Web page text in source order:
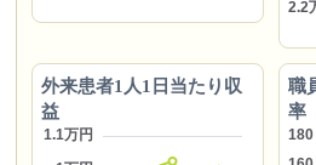
外来患者1人1日当たり収
益
職
率